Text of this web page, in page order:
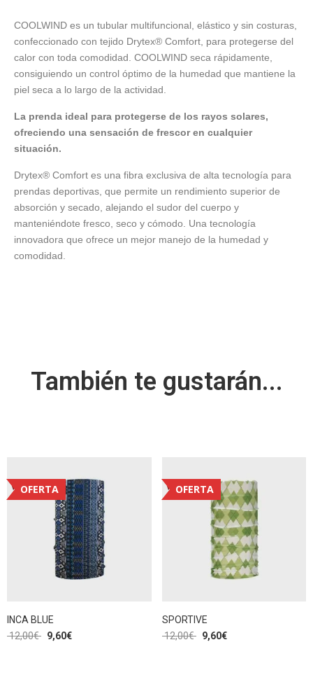
COOLWIND es un tubular multifuncional, elástico y sin costuras,
confeccionado con tejido Drytex® Comfort, para protegerse del
calor con toda comodidad. COOLWIND seca rápidamente,
consiguiendo un control óptimo de la humedad que mantiene la
piel seca a lo largo de la actividad.
La prenda ideal para protegerse de los rayos solares,
ofreciendo una sensación de frescor en cualquier
situación.
Drytex® Comfort es una fibra exclusiva de alta tecnología para
prendas deportivas, que permite un rendimiento superior de
absorción y secado, alejando el sudor del cuerpo y
manteniéndote fresco, seco y cómodo. Una tecnología
innovadora que ofrece un mejor manejo de la humedad y
comodidad.
También te gustarán...
OFERTA
INCA BLUE
12,00€ 9,60€
OFERTA
SPORTIVE
12,00€ 9,60€